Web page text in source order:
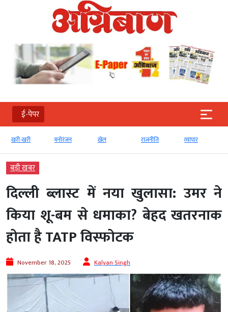
ई-पेपर
खरी-खरी मनोरंजन खेल राजनीति व्‍यापार
बड़ी खबर
दिल्ली ब्लास्ट में नया खुलासा: उमर ने
किया शू-बम से धमाका? बेहद खतरनाक
होता है TATP विस्फोटक
November 18, 2025 Kalyan Singh